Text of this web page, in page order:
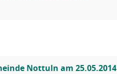
Nottuln am 25.05.2014